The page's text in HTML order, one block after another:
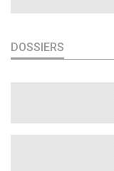
DOSSIERS